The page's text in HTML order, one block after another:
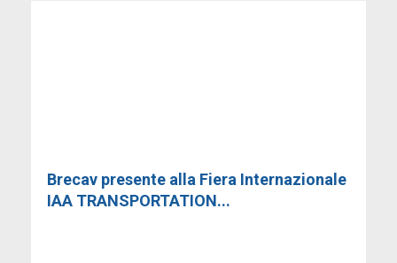
Brecav presente alla Fiera Internazionale
IAA TRANSPORTATION...